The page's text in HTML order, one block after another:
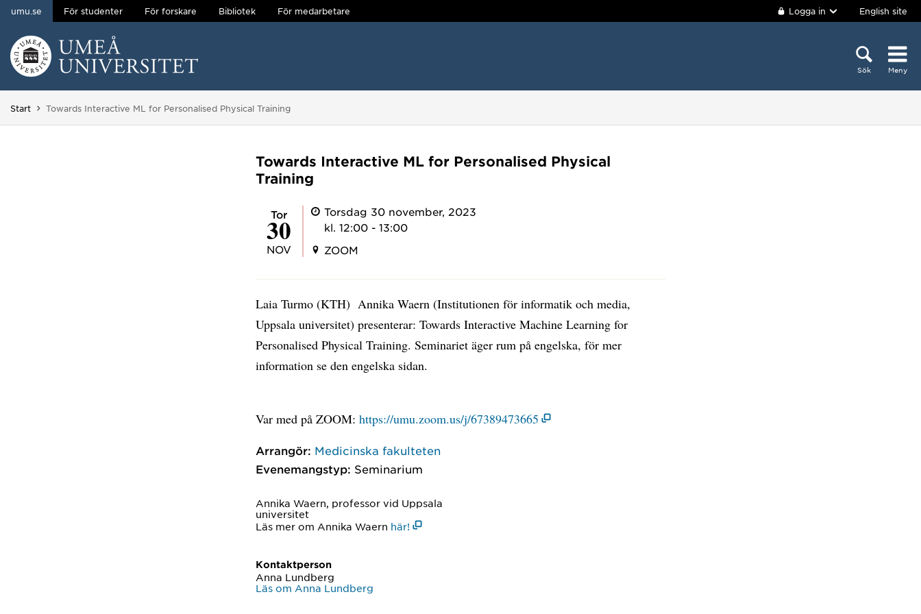
Hoppa direkt till innehållet
umu.se För studenter För forskare Bibliotek För medarbetare Logga in English site
Sök Meny
Start Du är här:
Towards Interactive ML for Personalised Physical Training
Towards Interactive ML for Personalised Physical
Training
tor
30
NOV
Torsdag 30 november, 2023
kl. 12:00 - 13:00
ZOOM
Laia Turmo (KTH) Annika Waern (Institutionen för informatik och media,
Uppsala universitet) presenterar: Towards Interactive Machine Learning for
Personalised Physical Training. Seminariet äger rum på engelska, för mer
information se den engelska sidan.
Var med på ZOOM:https://umu.zoom.us/j/67389473665
Arrangör: Medicinska fakulteten
Evenemangstyp: Seminarium
Annika Waern, professor vid Uppsala
universitet
Läs mer om Annika Waern här!
Kontaktperson
Anna Lundberg
Läs om Anna Lundberg